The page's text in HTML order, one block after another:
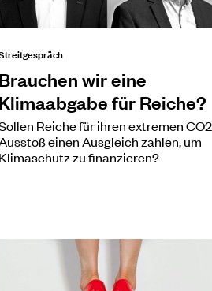
Brauchen wir eine
Klimaabgabe für Reiche?
Reiche für ihren extremen
einen Ausgleich zahlen, um
Klimaschutz zu finanzieren?